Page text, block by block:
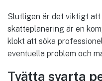
Slutligen är det viktigt att
skatteplanering är en
klokt att söka
eventuella problem och
Tvätta svarta